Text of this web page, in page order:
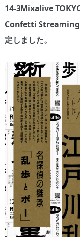
14-3Mixalive
Confetti Streaming
定しました。